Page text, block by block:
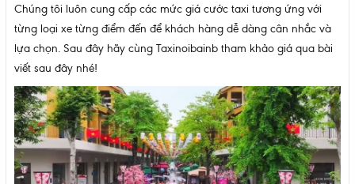
Chúng tôi luôn cung cấp các mức giá cước taxi tương ứng với
từng loại xe từng điểm đến để khách hàng dễ dàng cân nhắc và
lựa chọn. Sau đây hãy cùng Taxinoibainb tham khảo giá qua bài
viết sau đây nhé!